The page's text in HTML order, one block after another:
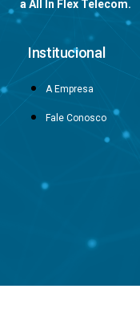
a All In Flex Telecom.
Institucional
A Empresa
Fale Conosco